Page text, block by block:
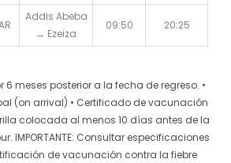
Addis Abeba
→ Ezeiza
09:50 20:25
6 meses posterior a la fecha de regreso. •
(on arrival) • Certificado de vacunación
colocada al menos 10 días antes de la
IMPORTANTE: Consultar especificaciones
de vacunación contra la fiebre